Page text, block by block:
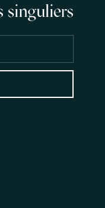
singuliers